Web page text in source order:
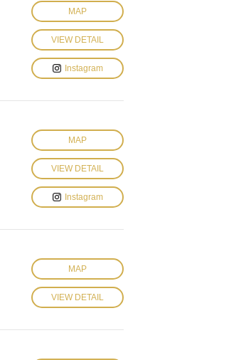
MAP
VIEW DETAIL
Instagram
MAP
VIEW DETAIL
Instagram
MAP
VIEW DETAIL